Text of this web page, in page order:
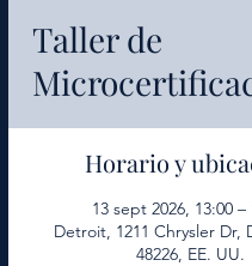
Taller de
Horario y
13 sept 2026, 13:00 –
Detroit, 1211 Chrysler Dr,
48226, EE. UU.